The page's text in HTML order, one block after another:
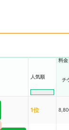
人気順
料金
チ
1位